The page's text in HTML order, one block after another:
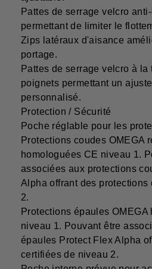
Pattes de serrage velcro
permettant de limiter le
Zips latéraux d'aisance
portage.
Pattes de serrage velcro à
poignets permettant un
personnalisé.
Protection / Sécurité
Poche réglable pour les
Protections coudes OMEGA
homologuées CE niveau 1.
associées aux protections
Alpha offrant des protections
2.
Protections épaules
niveau 1. Pouvant être
épaules Protect Flex Alpha
certifiées de niveau 2.